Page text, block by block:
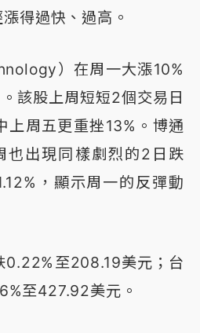
得過快、過高。
）在周一大漲10%
該股上周短短2個交易日
上周五更重挫13%。博通
也出現同樣劇烈的2日跌
，顯示周一的反彈動
0.22%至208.19美元；台
至427.92美元。